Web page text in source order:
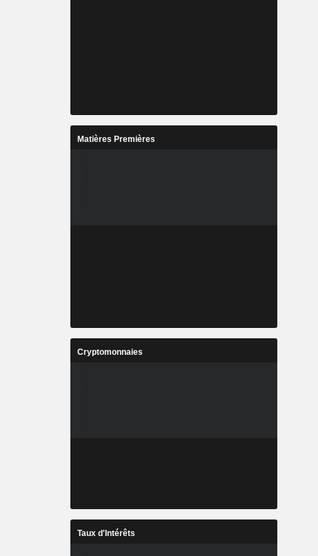
Matières Premières
Cryptomonnaies
Taux d'Intérêts